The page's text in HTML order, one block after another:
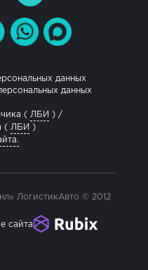
данных
данных
( ЛБИ
) /
( ЛБИ
)
ЛогистикАвто © 2012
сайта